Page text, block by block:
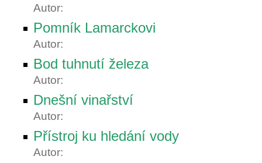
Autor:
Pomník Lamarckovi
Autor:
Bod tuhnutí železa
Autor:
Dnešní vinařství
Autor:
Přístroj ku hledání vody
Autor: